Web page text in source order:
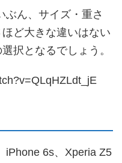
ぶん、サイズ・重さ
ど大きな違いはない
択となるでしょう。
iPhone 6s、Xperia Z5